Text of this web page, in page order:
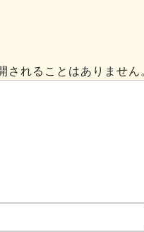
されることはありません。